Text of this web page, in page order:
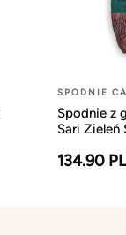
SPODNIE
Spodnie z
Sari Zieleń
134.90